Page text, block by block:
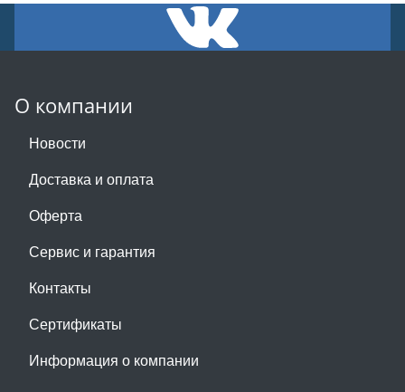
О компании
Новости
Доставка и оплата
Оферта
Сервис и гарантия
Контакты
Сертификаты
Информация о компании